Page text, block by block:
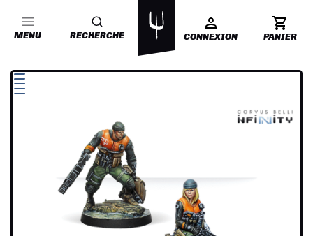
MENU RECHERCHE CONNEXION PANIER